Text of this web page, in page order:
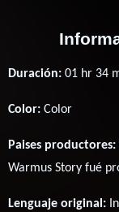
Duración: 01 hr 34
Color: Color
Paises productores:
Warmus Story fué
Lenguaje original: